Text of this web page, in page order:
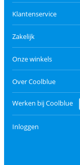
Klantenservice
Zakelijk
Onze winkels
Over Coolblue
Werken bij Coolblue
Inloggen